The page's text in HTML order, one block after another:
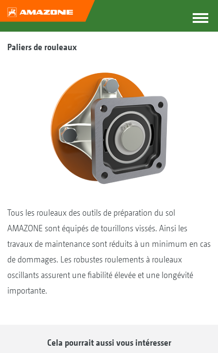
Paliers de rouleaux
Tous les rouleaux des outils de préparation du sol
AMAZONE sont équipés de tourillons vissés. Ainsi les
travaux de maintenance sont réduits à un minimum en cas
de dommages. Les robustes roulements à rouleaux
oscillants assurent une fiabilité élevée et une longévité
importante.
Cela pourrait aussi vous intéresser